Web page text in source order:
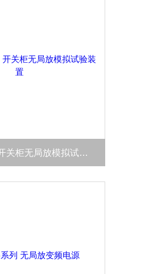
UHVKW系列 开关柜无局放模拟试验装置